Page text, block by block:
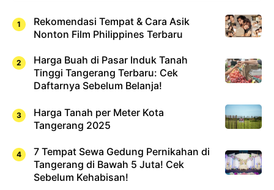
Rekomendasi Tempat & Cara Asik
Nonton Film Philippines Terbaru
Harga Buah di Pasar Induk Tanah
Tinggi Tangerang Terbaru: Cek
Daftarnya Sebelum Belanja!
Harga Tanah per Meter Kota
Tangerang 2025
7 Tempat Sewa Gedung Pernikahan di
Tangerang di Bawah 5 Juta! Cek
Sebelum Kehabisan!